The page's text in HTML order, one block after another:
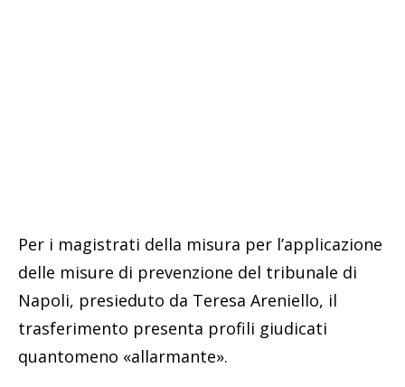
Per i magistrati della misura per l’applicazione
delle misure di prevenzione del tribunale di
Napoli, presieduto da Teresa Areniello, il
trasferimento presenta profili giudicati
quantomeno «allarmante».